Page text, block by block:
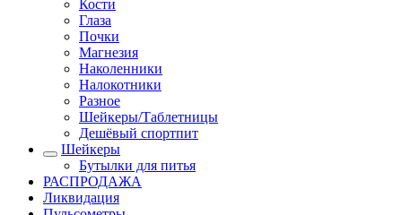
Кости
Глаза
Почки
Магнезия
Наколенники
Налокотники
Разное
Шейкеры/Таблетницы
Дешёвый спортпит
Шейкеры
Бутылки для питья
РАСПРОДАЖА
Ликвидация